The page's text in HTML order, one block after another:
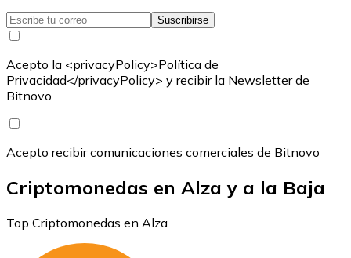
Suscribirse
Acepto la <privacyPolicy>Política de
Privacidad</privacyPolicy> y recibir la Newsletter de
Bitnovo
Acepto recibir comunicaciones comerciales de Bitnovo
Criptomonedas en Alza y a la Baja
Top Criptomonedas en Alza